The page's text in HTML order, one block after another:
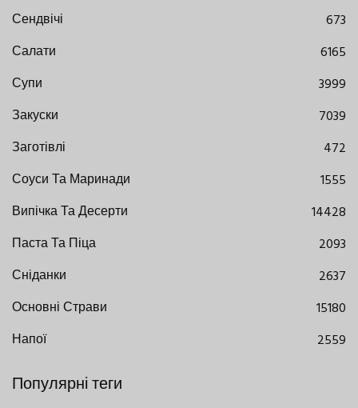
Сендвічі
673
Салати
6165
Супи
3999
Закуски
7039
Заготівлі
472
Соуси Та Маринади
1555
Випічка Та Десерти
14428
Паста Та Піца
2093
Сніданки
2637
Основні Страви
15180
Напої
2559
Популярні теги